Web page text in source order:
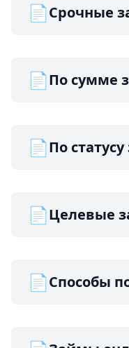
📄Срочные
📄По сумме
📄По
📄Целевые
📄Способы